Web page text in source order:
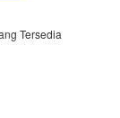
Tersedia